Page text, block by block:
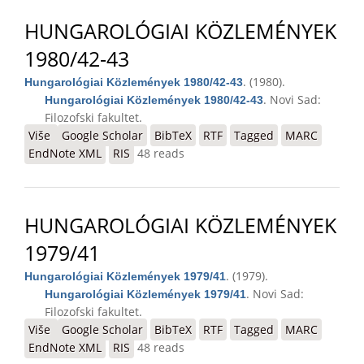
HUNGAROLÓGIAI KÖZLEMÉNYEK
1980/42-43
Hungarológiai Közlemények 1980/42-43. (1980).
Hungarológiai Közlemények 1980/42-43. Novi Sad:
Filozofski fakultet.
Više o Hungarológiai Közlemények 1980/42-43
Google Scholar BibTeX RTF Tagged
MARC
EndNote XML
RIS 48 reads
HUNGAROLÓGIAI KÖZLEMÉNYEK
1979/41
Hungarológiai Közlemények 1979/41. (1979).
Hungarológiai Közlemények 1979/41. Novi Sad:
Filozofski fakultet.
Više o Hungarológiai Közlemények 1979/41
Google Scholar BibTeX RTF Tagged
MARC
EndNote XML
RIS 48 reads